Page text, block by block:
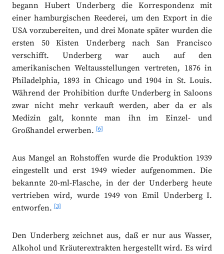
begann Hubert Underberg die Korrespondenz mit
einer hamburgischen Reederei, um den Export in die
USA vorzubereiten, und drei Monate später wurden die
ersten 50 Kisten Underberg nach San Francisco
verschifft. Underberg war auch auf den
amerikanischen Weltausstellungen vertreten, 1876 in
Philadelphia, 1893 in Chicago und 1904 in St. Louis.
Während der Prohibition durfte Underberg in Saloons
zwar nicht mehr verkauft werden, aber da er als
Medizin galt, konnte man ihn im Einzel- und
Großhandel erwerben.[6]
Aus Mangel an Rohstoffen wurde die Produktion 1939
eingestellt und erst 1949 wieder aufgenommen. Die
bekannte 20-ml-Flasche, in der der Underberg heute
vertrieben wird, wurde 1949 von Emil Underberg I.
entworfen.[3]
Den Underberg zeichnet aus, daß er nur aus Wasser,
Alkohol und Kräuterextrakten hergestellt wird. Es wird